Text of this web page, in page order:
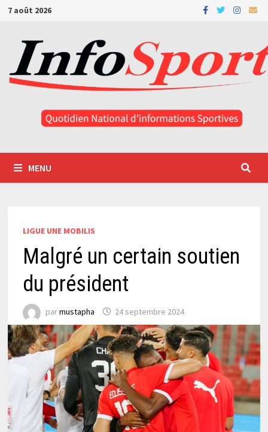
Passer
contenu
7 août 2026
MENU
LIGUE UNE MOBILIS
Malgré un certain soutien
du président
parmustapha 24 septembre 2024